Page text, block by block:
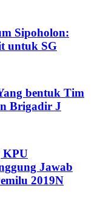
Sipoholon:
untuk SG
bentuk Tim
Brigadir J
KPU
Jawab
2019N